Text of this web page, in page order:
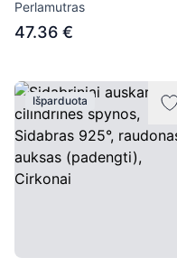
Perlamutras
47.36 €
Išparduota